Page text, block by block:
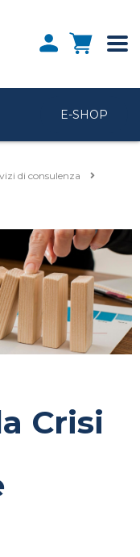
E-SHOP
di consulenza
Crisi